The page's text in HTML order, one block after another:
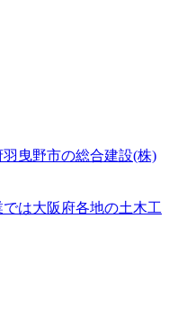
は大阪府各地の土木工